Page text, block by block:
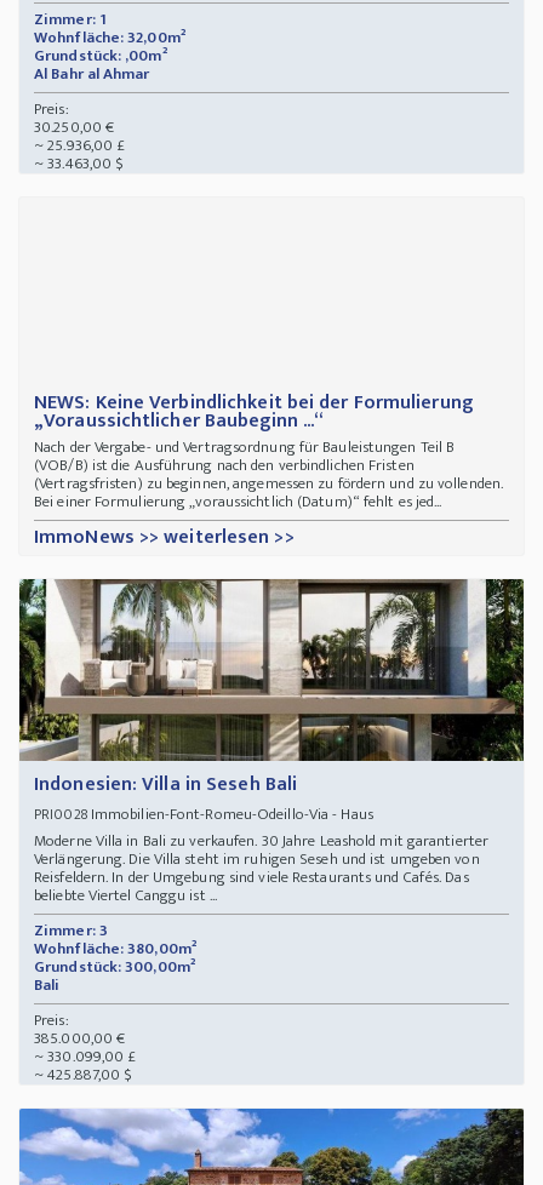
Zimmer: 1
Wohnfläche: 32,00m²
Grundstück: ,00m²
Al Bahr al Ahmar
Preis:
30.250,00 €
~ 25.936,00 £
~ 33.463,00 $
NEWS: Keine Verbindlichkeit bei der Formulierung
„Voraussichtlicher Baubeginn ...“
Nach der Vergabe- und Vertragsordnung für Bauleistungen Teil B
(VOB/B) ist die Ausführung nach den verbindlichen Fristen
(Vertragsfristen) zu beginnen, angemessen zu fördern und zu vollenden.
Bei einer Formulierung „voraussichtlich (Datum)“ fehlt es jed...
ImmoNews >> weiterlesen >>
Indonesien: Villa in Seseh Bali
PRI0028Immobilien-Font-Romeu-Odeillo-Via - Haus
Moderne Villa in Bali zu verkaufen. 30 Jahre Leashold mit garantierter
Verlängerung. Die Villa steht im ruhigen Seseh und ist umgeben von
Reisfeldern. In der Umgebung sind viele Restaurants und Cafés. Das
beliebte Viertel Canggu ist ...
Zimmer: 3
Wohnfläche: 380,00m²
Grundstück: 300,00m²
Bali
Preis:
385.000,00 €
~ 330.099,00 £
~ 425.887,00 $